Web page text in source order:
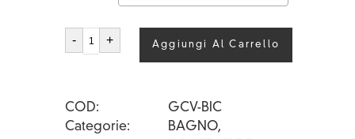
CURVY
BICCHIERE
- + Aggiungi Al Carrello
COD
GCV-BIC
Categorie
BAGNO,